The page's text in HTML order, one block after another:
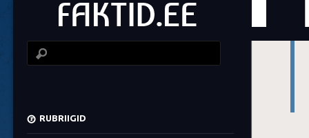
RUBRIIGID